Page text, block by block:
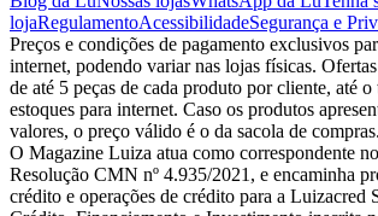
lojaRegulamentoAcessibilidadeSegurança e
Preços e condições de pagamento exclusivos
internet, podendo variar nas lojas físicas.
de até 5 peças de cada produto por cliente, até
estoques para internet. Caso os produtos
valores, o preço válido é o da sacola de compras.
O Magazine Luiza atua como correspondente
Resolução CMN nº 4.935/2021, e encaminha
crédito e operações de crédito para a Luizacred